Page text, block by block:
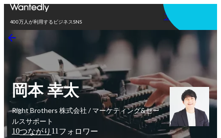
400万人が利用するビジネスSNS
アプリを使う
岡本 幸太
Right Brothers 株式会社 / マーケティング&セー
ルスサポート
10つながり 11 フォロワー